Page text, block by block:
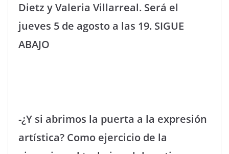
Dietz y Valeria Villarreal. Será el
jueves 5 de agosto a las 19. SIGUE
ABAJO
-¿Y si abrimos la puerta a la expresión
artística? Como ejercicio de la